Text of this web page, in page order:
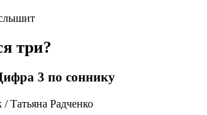
три?
3 по соннику
Татьяна Радченко